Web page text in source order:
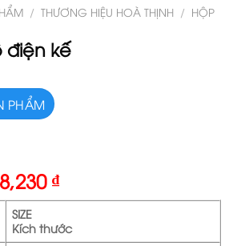
/ THƯƠNG HIỆU HOÀ THỊNH / HỘP
điện kế
PHẨM
₫
SIZE
Kích thước